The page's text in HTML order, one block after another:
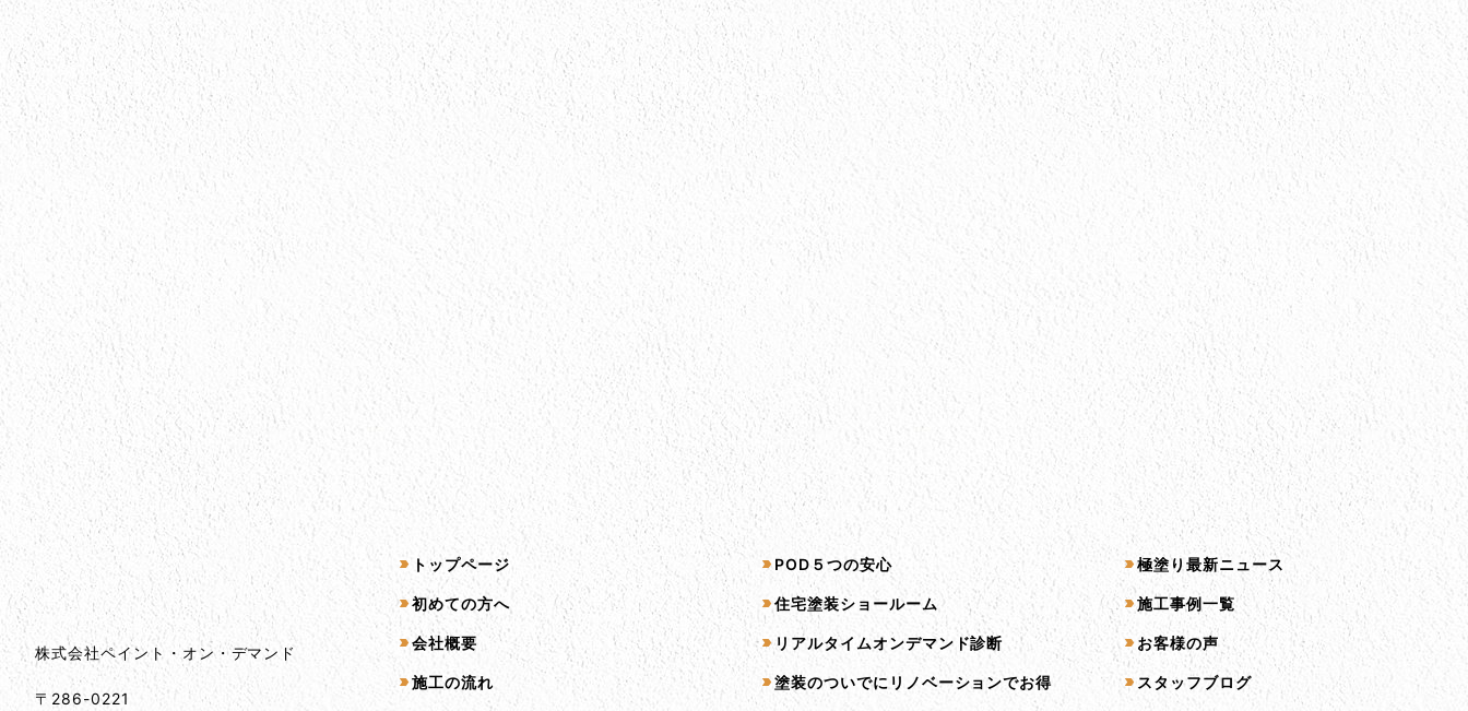
会社情報とサイトマップ
会社情報
株式会社ペイント・オン・デマンド
〒286-0221
サイトマップ
トップページ
初めての方へ
会社概要
施工の流れ
サービス一覧
POD５つの安心
住宅塗装ショールーム
リアルタイムオンデマンド診断
塗装のついでにリノベーションでお得
コンテンツ一覧
極塗り最新ニュース
施工事例一覧
お客様の声
スタッフブログ